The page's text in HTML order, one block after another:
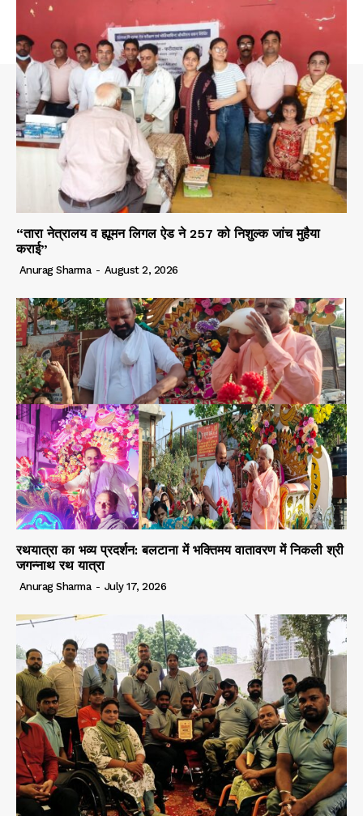
“तारा नेत्रालय व ह्यूमन लिगल ऐड ने 257 को निशुल्क जांच मुहैया
कराई”
Anurag Sharma - August 2, 2026
रथयात्रा का भव्य प्रदर्शन: बलटाना में भक्तिमय वातावरण में निकली श्री
जगन्नाथ रथ यात्रा
Anurag Sharma - July 17, 2026